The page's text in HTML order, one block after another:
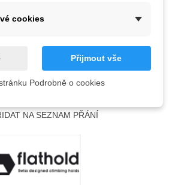
QR kód
dispozici
NA SEZNAM PŘÁNÍ
cookies
Přijmout vše
Podrobně o cookies